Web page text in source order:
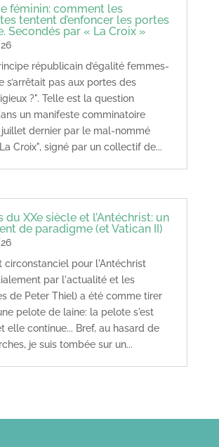
féminin: comment les
tentent d’enfoncer les portes
Secondés par « La Croix »
républicain d’égalité femmes-
s’arrêtait pas aux portes des
?". Telle est la question
un manifeste comminatoire
dernier par le mal-nommé
Croix", signé par un collectif de...
du XXe siècle et l’Antéchrist: un
de paradigme (et Vatican II)
circonstanciel pour l'Antéchrist
par l'actualité et les
de Peter Thiel) a été comme tirer
pelote de laine: la pelote s'est
elle continue... Bref, au hasard de
je suis tombée sur un...